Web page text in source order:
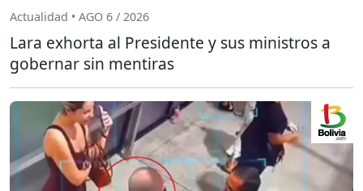
Actualidad • AGO 6 / 2026
Lara exhorta al Presidente y sus ministros a
gobernar sin mentiras